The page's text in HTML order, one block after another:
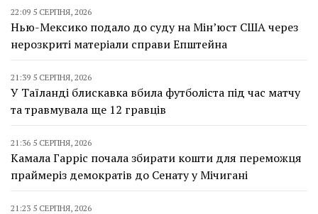
22:09 5 СЕРПНЯ, 2026
Нью-Мексико подало до суду на Мін’юст США через
нерозкриті матеріали справи Епштейна
21:39 5 СЕРПНЯ, 2026
У Таїланді блискавка вбила футболіста під час матчу
та травмувала ще 12 гравців
21:36 5 СЕРПНЯ, 2026
Камала Гарріс почала збирати кошти для переможця
праймеріз демократів до Сенату у Мічигані
21:23 5 СЕРПНЯ, 2026